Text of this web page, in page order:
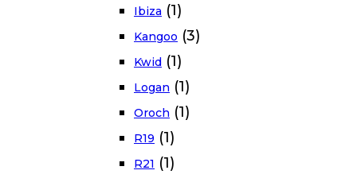
Ibiza (1)
Kangoo (3)
Kwid (1)
Logan (1)
Oroch (1)
R19 (1)
R21 (1)